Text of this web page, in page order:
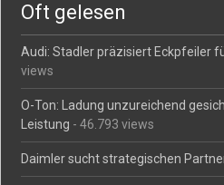
Oft gelesen
Audi: Stadler präzisiert Eckpfeiler
views
O-Ton: Ladung unzureichend
Leistung - 46.793 views
Daimler sucht strategischen